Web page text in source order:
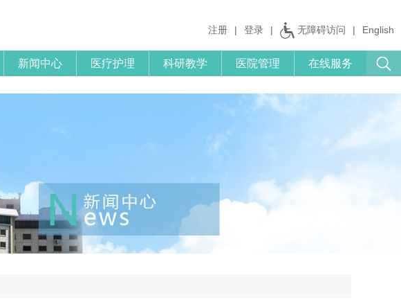
注册 | 登录 | 无障碍访问 | English
新闻中心 医疗护理 科研教学 医院管理 在线服务